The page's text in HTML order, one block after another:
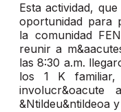
Esta actividad,
oportunidad para
la comunidad
reunir a
las 8:30 a.m.
los 1 K
involucr&oacute
&Ntildeu&ntildeoa